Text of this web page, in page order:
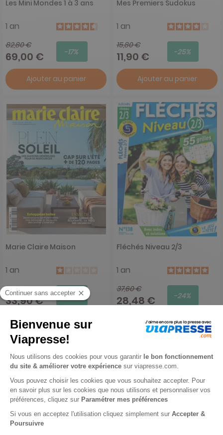
Les Mini Mondes 1 à 3 ans
1 an
82,80 €
69,00 € -17%
Ajouter au panier
Mes Premiers Sudokus
1 an
15,80 €
11,90 € -25%
Ajouter au panier
Marie Claire Maison
1 an
45,60 €
33,90 € -26%
Ajouter au panier
Fléchés Niveau 2/3
1 an
37,60 €
28,48 € -24%
Ajouter au panier